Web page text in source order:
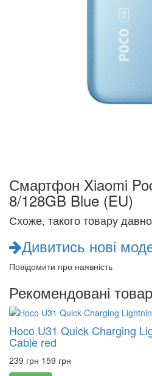
Смартфон Xiaomi
8/128GB Blue (EU)
Схоже, такого товару
Дивитись нові
Повідомити про наявність
Рекомендовані
Hoco U31 Quick Charging
Cable red
239 грн 159 грн